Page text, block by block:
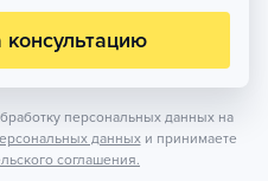
консультацию
персональных данных на
данных и принимаете
соглашения.